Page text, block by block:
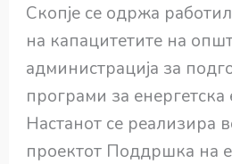
Скопје се одржа
на капацитетите на
администрација за
програми за енергетска
Настанот се реализира
проектот Поддршка на